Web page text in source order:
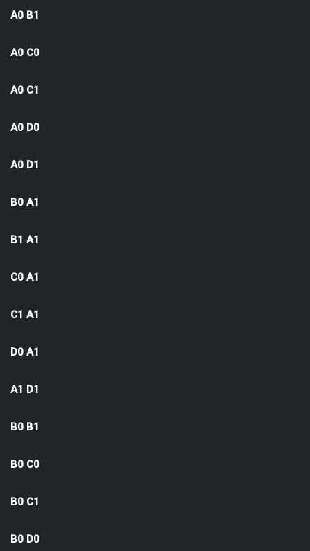
A0 B1
A0 C0
A0 C1
A0 D0
A0 D1
B0 A1
B1 A1
C0 A1
C1 A1
D0 A1
A1 D1
B0 B1
B0 C0
B0 C1
B0 D0